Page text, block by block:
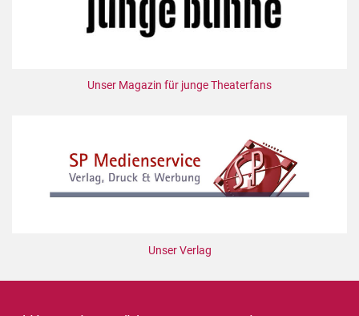
Unser Magazin für junge Theaterfans
Unser Verlag